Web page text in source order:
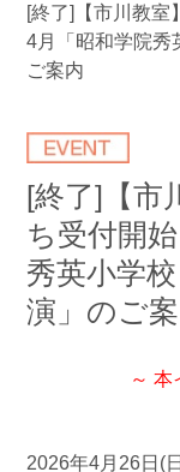
[終了]【市川教
4月「昭和学院
ご案内
[終了]【
ち受付開
秀英小学
演」のご
～ 本
2026年4月26日(